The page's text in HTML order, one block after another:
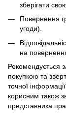
зберігати
Повернення
угоди).
на
Рекомендується
покупкою та
точної
корисним також
представника